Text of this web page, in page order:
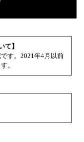
て】
す。2021年4月以前
。